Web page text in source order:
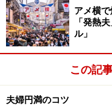
夫婦関係は甘くない⁉
言葉が足りないだけ
くてもよいと思って
直してみましょう。
アメ横
「発熱
ル」
この記
夫婦円満のコツ